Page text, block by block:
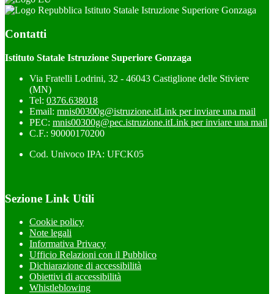
Istituto Statale Istruzione Superiore Gonzaga
Contatti
Istituto Statale Istruzione Superiore Gonzaga
Via Fratelli Lodrini, 32 - 46043 Castiglione delle Stiviere
(MN)
Tel: 0376.638018
Email: mnis00300g@istruzione.itLink per inviare una mail
PEC: mnis00300g@pec.istruzione.itLink per inviare una mail
C.F.: 90000170200
Cod. Univoco IPA: UFCK05
Sezione Link Utili
Cookie policy
Note legali
Informativa Privacy
Ufficio Relazioni con il Pubblico
Dichiarazione di accessibilità
Obiettivi di accessibilità
Whistleblowing